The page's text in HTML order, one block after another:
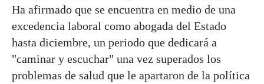
Ha afirmado que se encuentra en medio de una
excedencia laboral como abogada del Estado
hasta diciembre, un periodo que dedicará a
"caminar y escuchar" una vez superados los
problemas de salud que le apartaron de la política